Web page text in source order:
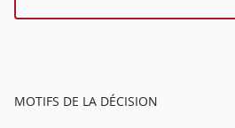
MOTIFS DE LA DÉCISION